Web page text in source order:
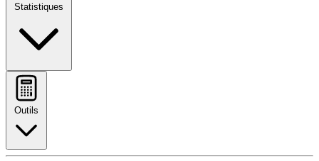
Statistiques
Outils